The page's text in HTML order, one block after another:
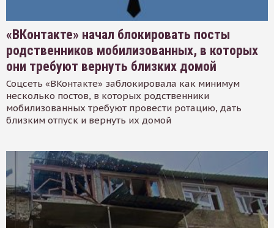
«ВКонтакте» начал блокировать посты
родственников мобилизованных, в которых
они требуют вернуть близких домой
Соцсеть «ВКонтакте» заблокировала как минимум
несколько постов, в которых родственники
мобилизованных требуют провести ротацию, дать
близким отпуск и вернуть их домой